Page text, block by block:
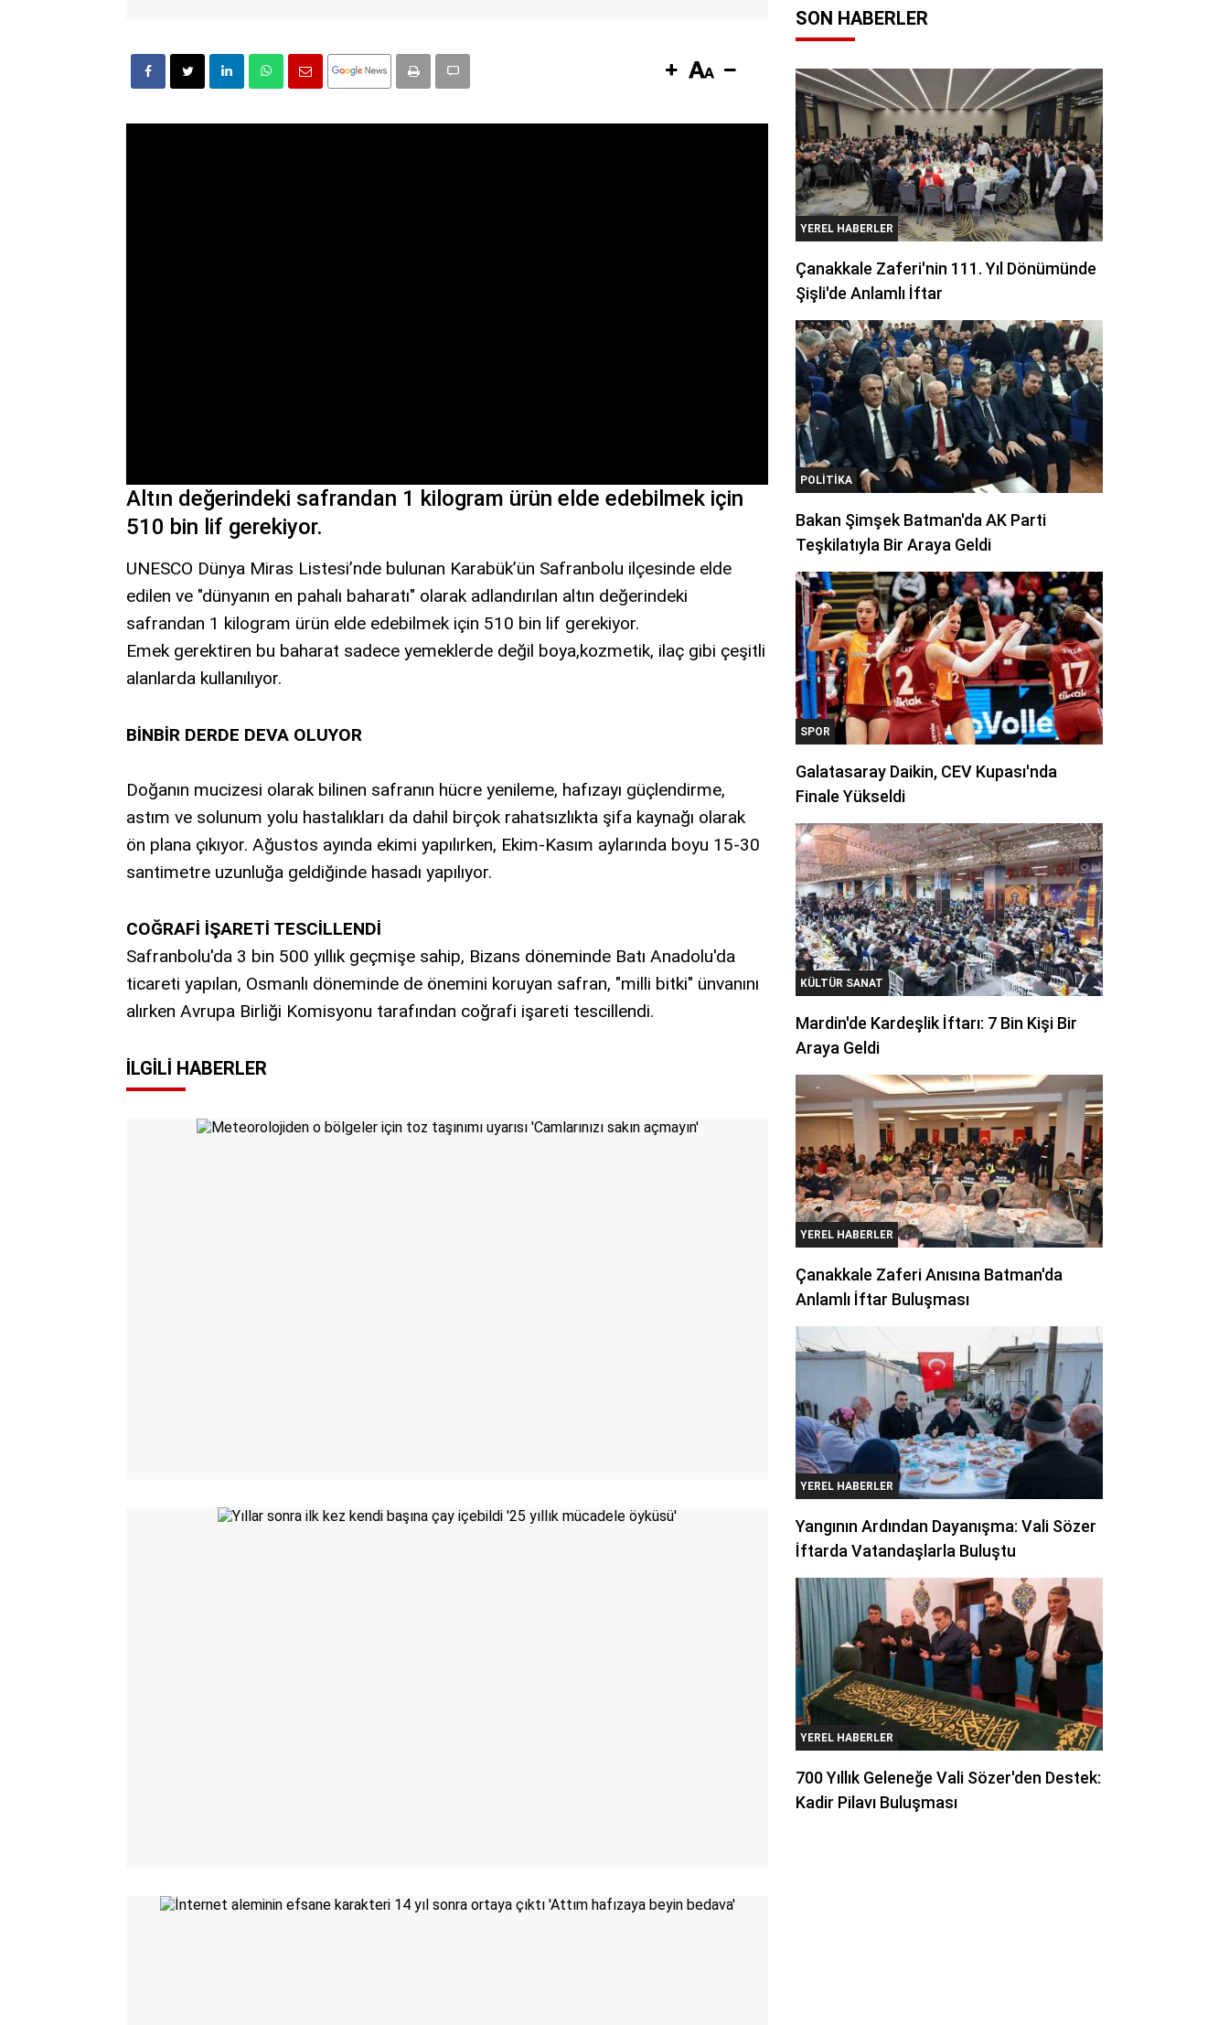
Altın değerindeki safrandan 1 kilogram ürün elde edebilmek için
510 bin lif gerekiyor.
UNESCO Dünya Miras Listesi’nde bulunan Karabük’ün Safranbolu ilçesinde elde
edilen ve "dünyanın en pahalı baharatı" olarak adlandırılan altın değerindeki
safrandan 1 kilogram ürün elde edebilmek için 510 bin lif gerekiyor.
Emek gerektiren bu baharat sadece yemeklerde değil boya,kozmetik, ilaç gibi çeşitli
alanlarda kullanılıyor.
BİNBİR DERDE DEVA OLUYOR
Doğanın mucizesi olarak bilinen safranın hücre yenileme, hafızayı güçlendirme,
astım ve solunum yolu hastalıkları da dahil birçok rahatsızlıkta şifa kaynağı olarak
ön plana çıkıyor. Ağustos ayında ekimi yapılırken, Ekim-Kasım aylarında boyu 15-30
santimetre uzunluğa geldiğinde hasadı yapılıyor.
COĞRAFİ İŞARETİ TESCİLLENDİ
Safranbolu'da 3 bin 500 yıllık geçmişe sahip, Bizans döneminde Batı Anadolu'da
ticareti yapılan, Osmanlı döneminde de önemini koruyan safran, "milli bitki" ünvanını
alırken Avrupa Birliği Komisyonu tarafından coğrafi işareti tescillendi.
İLGILI HABERLER
SON HABERLER
YEREL HABERLER
Çanakkale Zaferi'nin 111. Yıl Dönümünde
Şişli'de Anlamlı İftar
POLITIKA
Bakan Şimşek Batman'da AK Parti
Teşkilatıyla Bir Araya Geldi
SPOR
Galatasaray Daikin, CEV Kupası'nda
Finale Yükseldi
KÜLTÜR SANAT
Mardin'de Kardeşlik İftarı: 7 Bin Kişi Bir
Araya Geldi
YEREL HABERLER
Çanakkale Zaferi Anısına Batman'da
Anlamlı İftar Buluşması
YEREL HABERLER
Yangının Ardından Dayanışma: Vali Sözer
İftarda Vatandaşlarla Buluştu
YEREL HABERLER
700 Yıllık Geleneğe Vali Sözer'den Destek:
Kadir Pilavı Buluşması